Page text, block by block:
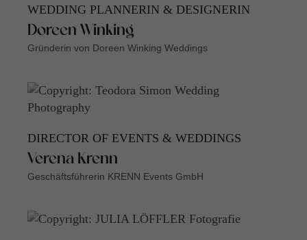
WEDDING PLANNERIN & DESIGNERIN
Doreen Winking
Gründerin von Doreen Winking Weddings
DIRECTOR OF EVENTS & WEDDINGS
Verena Krenn
Geschäftsführerin KRENN Events GmbH